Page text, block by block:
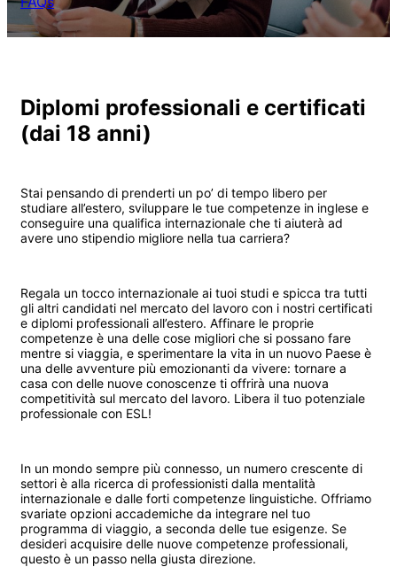
Diplomi professionali e certificati
(dai 18 anni)
Stai pensando di prenderti un po’ di tempo libero per
studiare all’estero, sviluppare le tue competenze in inglese e
conseguire una qualifica internazionale che ti aiuterà ad
avere uno stipendio migliore nella tua carriera?
Regala un tocco internazionale ai tuoi studi e spicca tra tutti
gli altri candidati nel mercato del lavoro con i nostri certificati
e diplomi professionali all’estero. Affinare le proprie
competenze è una delle cose migliori che si possano fare
mentre si viaggia, e sperimentare la vita in un nuovo Paese è
una delle avventure più emozionanti da vivere: tornare a
casa con delle nuove conoscenze ti offrirà una nuova
competitività sul mercato del lavoro. Libera il tuo potenziale
professionale con ESL!
In un mondo sempre più connesso, un numero crescente di
settori è alla ricerca di professionisti dalla mentalità
internazionale e dalle forti competenze linguistiche. Offriamo
svariate opzioni accademiche da integrare nel tuo
programma di viaggio, a seconda delle tue esigenze. Se
desideri acquisire delle nuove competenze professionali,
questo è un passo nella giusta direzione.